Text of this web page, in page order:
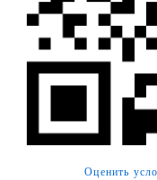
Оценить